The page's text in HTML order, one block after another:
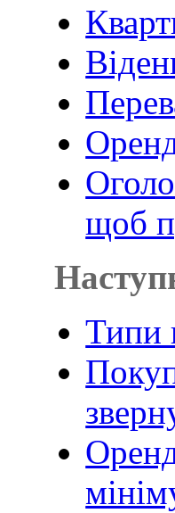
щоб
Типи